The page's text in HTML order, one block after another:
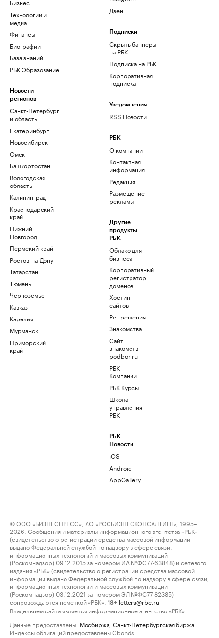
Бизнес
Технологии и
медиа
Финансы
Биографии
База знаний
РБК Образование
Новости
регионов
Санкт-Петербург
и область
Екатеринбург
Новосибирск
Омск
Башкортостан
Вологодская
область
Калининград
Краснодарский
край
Нижний
Новгород
Пермский край
Ростов-на-Дону
Татарстан
Тюмень
Черноземье
Кавказ
Карелия
Мурманск
Приморский
край
Дзен
Подписки
Скрыть баннеры
на РБК
Подписка на РБК
Корпоративная
подписка
Уведомления
RSS Новости
РБК
О компании
Контактная
информация
Редакция
Размещение
рекламы
Другие
продукты
РБК
Облако для
бизнеса
Корпоративный
регистратор
доменов
Хостинг
сайтов
Рег.решения
Знакомства
Сайт
знакомств
podbor.ru
РБК
Компании
РБК Курсы
Школа
управления
РБК
РБК
Новости
iOS
Android
AppGallery
© ООО «БИЗНЕСПРЕСС», АО «РОСБИЗНЕСКОНСАЛТИНГ», 1995–
2026. Сообщения и материалы информационного агентства «РБК»
(свидетельство о регистрации средства массовой информации
выдано Федеральной службой по надзору в сфере связи,
информационных технологий и массовых коммуникаций
(Роскомнадзор) 09.12.2015 за номером ИА №ФС77-63848) и сетевого
издания «РБК» (свидетельство о регистрации средства массовой
информации выдано Федеральной службой по надзору в сфере связи,
информационных технологий и массовых коммуникаций
(Роскомнадзор) 03.12.2021 за номером ЭЛ №ФС77-82385)
сопровождаются пометкой «РБК».
18+ letters@rbc.ru
Владельцем сайта является информационное агентство «РБК».
Данные предоставлены: Мосбиржа Санкт-Петербургская биржа
Индексы облигаций предоставлены Cbonds.